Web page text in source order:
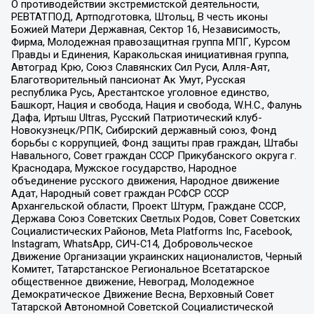
О противодействии экстремистской деятельности,
РЕВТАТПОД, Артподготовка, Штольц, В честь иконы
Божией Матери Державная, Сектор 16, Независимость,
Фирма, Молодежная правозащитная группа МПГ, Курсом
Правды и Единения, Каракольская инициативная группа,
Автоград Крю, Союз Славянских Сил Руси, Алля-Аят,
Благотворительный пансионат Ак Умут, Русская
республика Русь, Арестантское уголовное единство,
Башкорт, Нация и свобода, Нация и свобода, W.H.С., Фалунь
Дафа, Иртыш Ultras, Русский Патриотический клуб-
Новокузнецк/РПК, Сибирский державный союз, Фонд
борьбы с коррупцией, Фонд защиты прав граждан, Штабы
Навального, Совет граждан СССР Прикубанского округа г.
Краснодара, Мужское государство, Народное
объединение русского движения, Народное движение
Адат, Народный совет граждан РСФСР СССР
Архангельской области, Проект Штурм, Граждане СССР,
Держава Союз Советских Светлых Родов, Совет Советских
Социалистических Районов, Meta Platforms Inc, Facebook,
Instagram, WhatsApp, СИЧ-С14, Добровольческое
Движение Организации украинских националистов, Черный
Комитет, Татарстанское Региональное Всетатарское
общественное движение, Невоград, Молодежное
Демократическое Движение Весна, Верховный Совет
Татарской Автономной Советской Социалистической